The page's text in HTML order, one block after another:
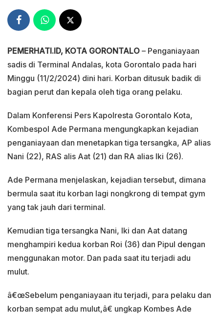
PEMERHATI.ID, KOTA GORONTALO – Penganiayaan
sadis di Terminal Andalas, kota Gorontalo pada hari
Minggu (11/2/2024) dini hari. Korban ditusuk badik di
bagian perut dan kepala oleh tiga orang pelaku.
Dalam Konferensi Pers Kapolresta Gorontalo Kota,
Kombespol Ade Permana mengungkapkan kejadian
penganiayaan dan menetapkan tiga tersangka, AP alias
Nani (22), RAS alis Aat (21) dan RA alias Iki (26).
Ade Permana menjelaskan, kejadian tersebut, dimana
bermula saat itu korban lagi nongkrong di tempat gym
yang tak jauh dari terminal.
Kemudian tiga tersangka Nani, Iki dan Aat datang
menghampiri kedua korban Roi (36) dan Pipul dengan
menggunakan motor. Dan pada saat itu terjadi adu
mulut.
â€œSebelum penganiayaan itu terjadi, para pelaku dan
korban sempat adu mulut,â€ ungkap Kombes Ade